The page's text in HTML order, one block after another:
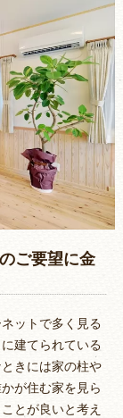
ご要望に金
ットで多く見る
建てられている
きには家の柱や
が住む家を見ら
とが良いと考え